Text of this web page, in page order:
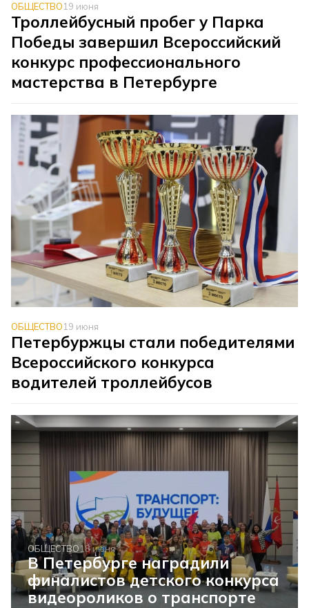
ОБЩЕСТВО19 июня
Троллейбусный пробег у Парка
Победы завершил Всероссийский
конкурс профессионального
мастерства в Петербурге
ОБЩЕСТВО19 июня
Петербуржцы стали победителями
Всероссийского конкурса
водителей троллейбусов
ОБЩЕСТВО18 июня
В Петербурге наградили
финалистов детского конкурса
видеороликов о транспорте